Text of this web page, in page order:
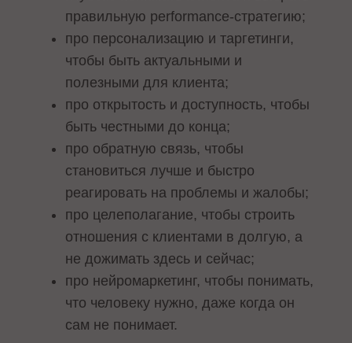
правильную performance-стратегию;
про персонализацию и таргетинги,
чтобы быть актуальными и
полезными для клиента;
про открытость и доступность, чтобы
быть честными до конца;
про обратную связь, чтобы
становиться лучше и быстро
реагировать на проблемы и жалобы;
про целеполагание, чтобы строить
отношения с клиентами в долгую, а
не дожимать здесь и сейчас;
про нейромаркетинг, чтобы понимать,
что человеку нужно, даже когда он
сам не понимает.